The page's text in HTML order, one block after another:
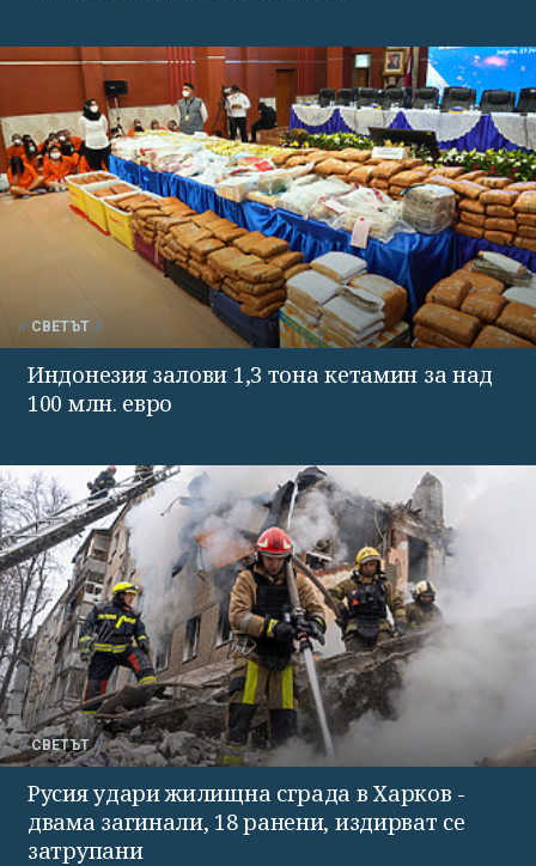
СВЕТЪТ
Индонезия залови 1,3 тона кетамин за над
100 млн. евро
СВЕТЪТ
Русия удари жилищна сграда в Харков -
двама загинали, 18 ранени, издирват се
затрупани